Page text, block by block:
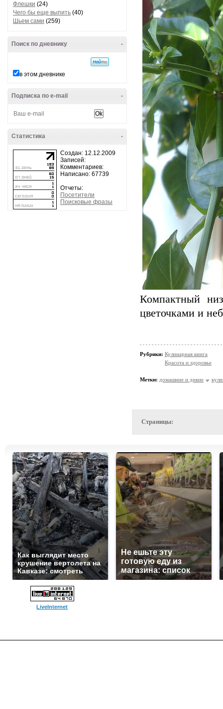
Флешки (24)
Чего бы еще выпить (40)
Шьем сами (259)
-
Поиск по дневнику
в этом дневнике
-
Подписка по e-mail
-
Статистика
Создан: 12.12.2009
Записей:
Комментариев:
Написано: 67739
Отчеты:
Посетители
Поисковые фразы
Компактный
цветочками и
Рубрики: Кулинарная книга
Красота и здоровье
Метки: домашние и дикие
Страницы:
Как выглядит место
крушение вертолета на
Кавказе: смотреть
Не ешьте эту
готовую еду из
магазина: список
LiveInternet